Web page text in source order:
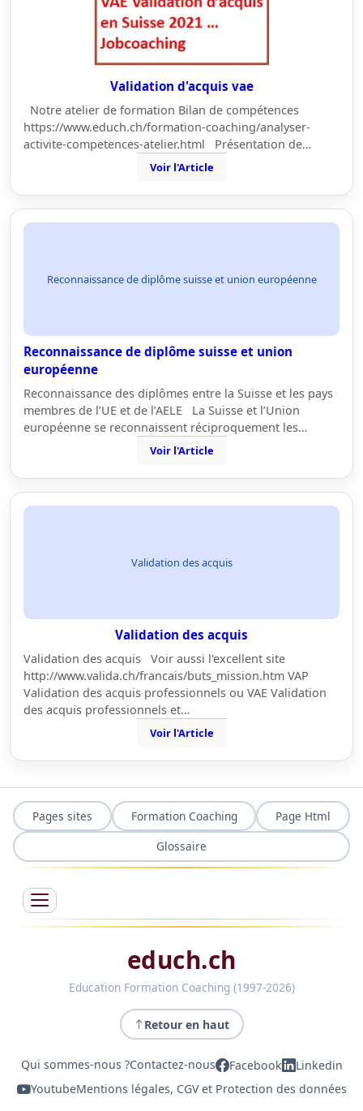
Validation d'acquis vae
Notre atelier de formation Bilan de compétences
https://www.educh.ch/formation-coaching/analyser-
activite-competences-atelier.html Présentation de…
Voir l'Article
Reconnaissance de diplôme suisse et union européenne
Reconnaissance de diplôme suisse et union
européenne
Reconnaissance des diplômes entre la Suisse et les pays
membres de l’UE et de l’AELE La Suisse et l’Union
européenne se reconnaissent réciproquement les…
Voir l'Article
Validation des acquis
Validation des acquis
Validation des acquis Voir aussi l'excellent site
http://www.valida.ch/francais/buts_mission.htm VAP
Validation des acquis professionnels ou VAE Validation
des acquis professionnels et…
Voir l'Article
Pages sites Formation Coaching
Page Html
Glossaire
educh.ch
Education Formation Coaching (1997-2026)
Retour en haut
Qui sommes-nous ?Contactez-nous Facebook
Linkedin
YoutubeMentions légales, CGV et Protection des données